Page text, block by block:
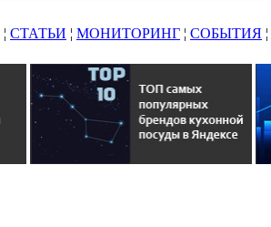
¦ СТАТЬИ ¦ МОНИТОРИНГ ¦ СОБЫТИЯ ¦